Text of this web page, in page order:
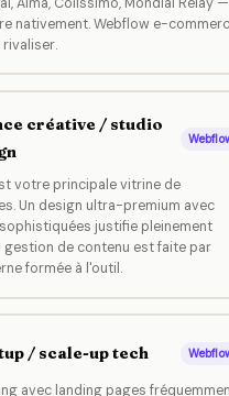
nativement. Webflow e-
rivaliser.
créative / studio
votre principale vitrine de
Un design ultra-premium avec
justifie pleinement
gestion de contenu est faite par
formée à l'outil.
/ scale-up tech
avec landing pages